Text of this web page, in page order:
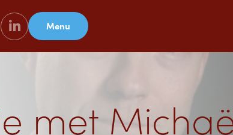
Menu
met